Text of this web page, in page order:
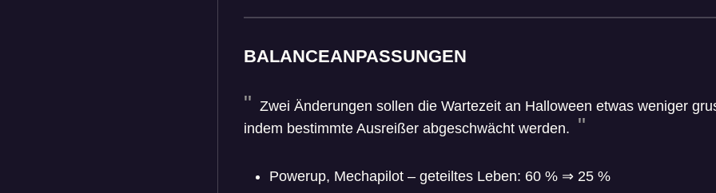
BALANCEANPASSUNGEN
Zwei Änderungen sollen die Wartezeit an Halloween etwas weniger
indem bestimmte Ausreißer abgeschwächt werden.
Powerup, Mechapilot – geteiltes Leben: 60 % ⇒ 25 %